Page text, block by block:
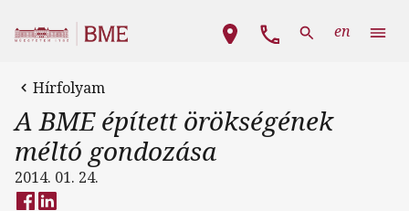
Fő navigáció
en
Hírfolyam
A BME épített örökségének
méltó gondozása
2014. 01. 24.